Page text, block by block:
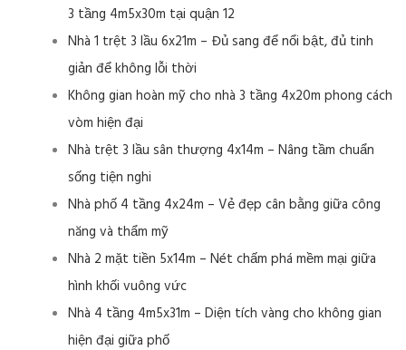
3 tầng 4m5x30m tại quận 12
Nhà 1 trệt 3 lầu 6x21m – Đủ sang để nổi bật, đủ tinh
giản để không lỗi thời
Không gian hoàn mỹ cho nhà 3 tầng 4x20m phong cách
vòm hiện đại
Nhà trệt 3 lầu sân thượng 4x14m – Nâng tầm chuẩn
sống tiện nghi
Nhà phố 4 tầng 4x24m – Vẻ đẹp cân bằng giữa công
năng và thẩm mỹ
Nhà 2 mặt tiền 5x14m – Nét chấm phá mềm mại giữa
hình khối vuông vức
Nhà 4 tầng 4m5x31m – Diện tích vàng cho không gian
hiện đại giữa phố